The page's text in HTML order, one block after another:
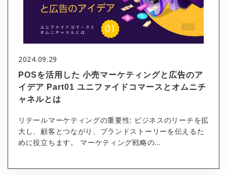
2024.09.29
POSを活用した 小売マーケティングと広告のア
イデア Part01 ユニファイドコマースとオムニチ
ャネルとは
リテールマーケティングの重要性: ビジネスのリーチを拡
大し、顧客とつながり、ブランドストーリーを伝えるた
めに役立ちます。 マーケティング戦略の...